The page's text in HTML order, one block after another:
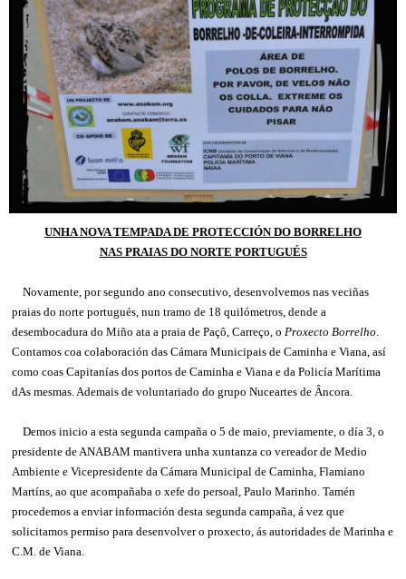
UNHA NOVA TEMPADA DE PROTECCIÓN DO BORRELHO
NAS PRAIAS DO NORTE PORTUGUÉS
Novamente, por segundo ano consecutivo, desenvolvemos nas veciñas
praias do norte portugués, nun tramo de 18 quilómetros, dende a
desembocadura do Miño ata a praia de Paçô, Carreço, o Proxecto Borrelho.
Contamos coa colaboración das Cámara Municipais de Caminha e Viana, así
como coas Capitanías dos portos de Caminha e Viana e da Policía Marítima
dAs mesmas. Ademais de voluntariado do grupo Nuceartes de Âncora.
Demos inicio a esta segunda campaña o 5 de maio, previamente, o día 3, o
presidente de ANABAM mantivera unha xuntanza co vereador de Medio
Ambiente e Vicepresidente da Cámara Municipal de Caminha, Flamiano
Martíns, ao que acompañaba o xefe do persoal, Paulo Marinho. Tamén
procedemos a enviar información desta segunda campaña, á vez que
solicitamos permiso para desenvolver o proxecto, ás autoridades de Marinha e
C.M. de Viana.